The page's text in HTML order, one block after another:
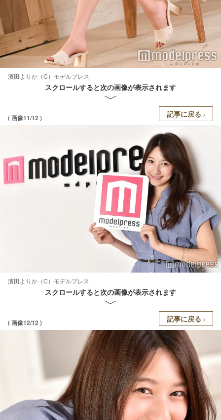
濱田よりか（C）モデルプレス
スクロールすると次の画像が表示されます
( 画像11/12 ) 記事に戻る
濱田よりか（C）モデルプレス
スクロールすると次の画像が表示されます
( 画像12/12 ) 記事に戻る